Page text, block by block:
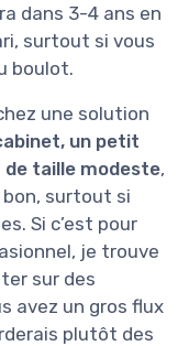
dans 3-4 ans en
surtout si vous
boulot.
une solution
un petit
de taille modeste,
surtout si
Si c’est pour
je trouve
sur des
avez un gros flux
plutôt des